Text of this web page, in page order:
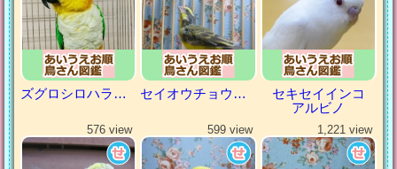
ズグロシロハラインコ セイオウチョウ（青黄鳥）
セキセイインコ
アルビノ
576 view 599 view 1,221 view